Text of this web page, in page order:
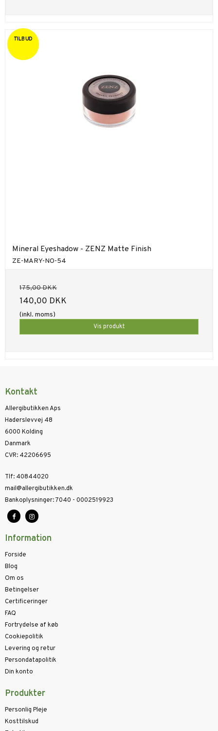
TILBUD
Mineral Eyeshadow - ZENZ Matte Finish
ZE-MARY-NO-54
175,00 DKK
140,00 DKK
(inkl. moms)
Vis produkt
Kontakt
Allergibutikken Aps
Haderslevvej 48
6000 Kolding
Danmark
CVR: 42206695
Tlf: 40844020
mail@allergibutikken.dk
Bankoplysninger:7040 - 0002519923
Information
Forside
Blog
Om os
Betingelser
Certificeringer
FAQ
Fortrydelse af køb
Cookiepolitik
Levering og retur
Persondatapolitik
Din konto
Produkter
Personlig Pleje
Kosttilskud